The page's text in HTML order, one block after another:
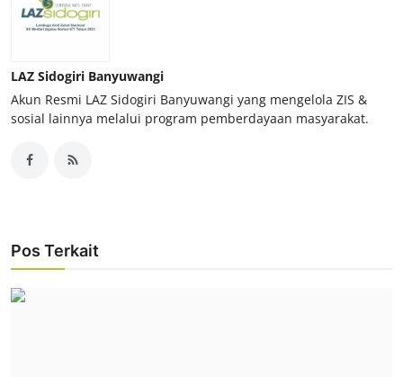
LAZ Sidogiri Banyuwangi
Akun Resmi LAZ Sidogiri Banyuwangi yang mengelola ZIS &
sosial lainnya melalui program pemberdayaan masyarakat.
Pos Terkait